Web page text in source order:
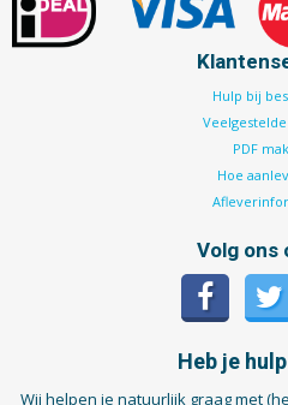
Hulp bij
PDF
Hoe
Volg ons
Heb je
Wij helpen je natuurlijk graag met